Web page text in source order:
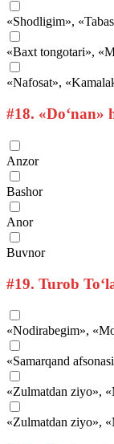
«Shodligim»,
«Baxt tongotari»,
«Nafosat»,
#18. «Do‘nan»
Anzor
Bashor
Anor
Buvnor
#19. Turob
«Nodirabegim»,
«Samarqand
«Zulmatdan ziyo»,
«Zulmatdan ziyo»,